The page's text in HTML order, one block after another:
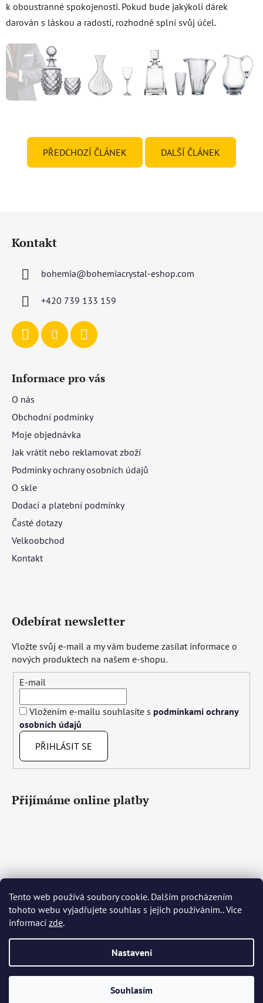
Tento web používá soubory cookie. Dalším procházením
tohoto webu vyjadřujete souhlas s jejich používáním.. Více
informací zde.
Nastavení
Souhlasím
k oboustranné spokojenosti. Pokud bude jakýkoli dárek
darován s láskou a radostí, rozhodně splní svůj účel.
PŘEDCHOZÍ ČLÁNEK DALŠÍ ČLÁNEK
Kontakt
bohemia@bohemiacrystal-eshop.com
+420 739 133 159
Informace pro vás
O nás
Obchodní podmínky
Moje objednávka
Jak vrátit nebo reklamovat zboží
Podmínky ochrany osobních údajů
O skle
Dodací a platební podmínky
Časté dotazy
Velkoobchod
Kontakt
Odebírat newsletter
Vložte svůj e-mail a my vám budeme zasílat informace o
nových produktech na našem e-shopu.
E-mail
Vložením e-mailu souhlasíte s podmínkami ochrany
osobních údajů
PŘIHLÁSIT SE
Přijímáme online platby
Čeština Slovenčina English Deutsch Magyar
Język polski Română Italiano Español Français
Português
Nederlands Українська Ελληνικά Svenska Dansk
Bohemia Crystal Glass